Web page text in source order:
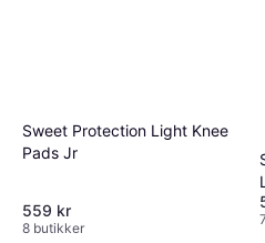
Sweet Protection Light Knee
Pads Jr
559 kr
8 butikker